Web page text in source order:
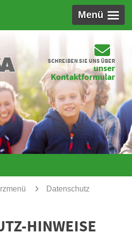
Menü
SCHREIBEN SIE UNS ÜBER
unser
Kontaktformular
Datenschutz
HINWEISE